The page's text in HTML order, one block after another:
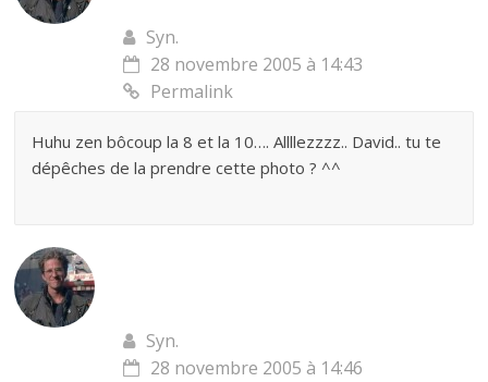
Syn.
28 novembre 2005 à 14:43
Permalink
Huhu zen bôcoup la 8 et la 10…. Allllezzzz.. David.. tu te
dépêches de la prendre cette photo ? ^^
Syn.
28 novembre 2005 à 14:46